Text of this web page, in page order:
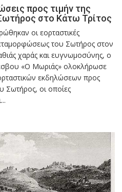
προς τιμήν της
στο Κάτω Τρίτος
οι εορταστικές
του Σωτήρος στον
χαράς και ευγνωμοσύνης, ο
«Ο Μωριάς» ολοκλήρωσε
εκδηλώσεων προς
Σωτήρος, οι οποίες